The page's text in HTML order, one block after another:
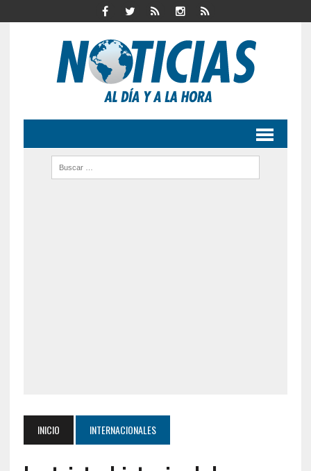
INICIO INTERNACIONALES